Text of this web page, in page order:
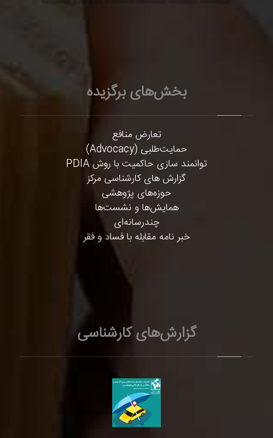
بخش‌های برگزیده
تعارض منافع
حمایت‌طلبی (Advocacy)
توانمند سازی حاکمیت با روش PDIA
گزارش های کارشناسی مرکز
حوزه‌های پژوهشی
همایش‌ها و نشست‌ها
چندرسانه‌ای
خبر نامه مقابله با فساد و فقر
گزارش‌های کارشناسی